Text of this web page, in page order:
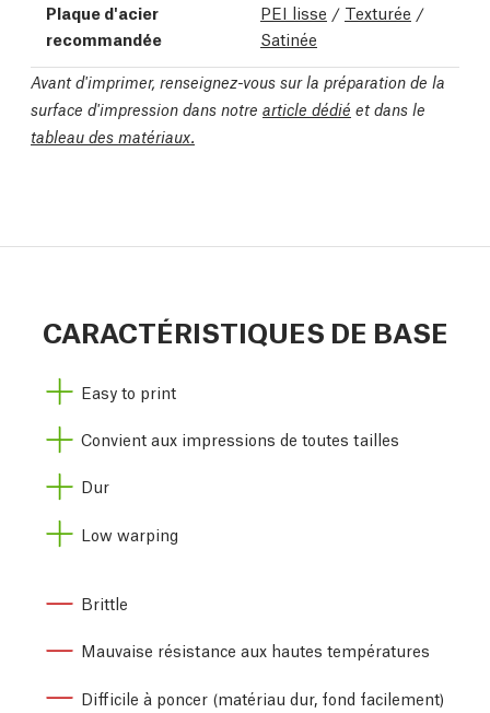
Plaque d'acier
recommandée
PEI lisse / Texturée /
Satinée
Avant d'imprimer, renseignez-vous sur la préparation de la
surface d'impression dans notre article dédié et dans le
tableau des matériaux.
CARACTÉRISTIQUES DE BASE
Easy to print
Convient aux impressions de toutes tailles
Dur
Low warping
Brittle
Mauvaise résistance aux hautes températures
Difficile à poncer (matériau dur, fond facilement)